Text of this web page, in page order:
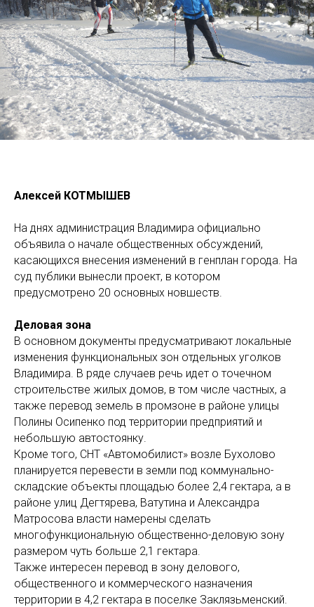
Алексей КОТМЫШЕВ
На днях администрация Владимира официально
объявила о начале общественных обсуждений,
касающихся внесения изменений в генплан города. На
суд публики вынесли проект, в котором
предусмотрено 20 основных новшеств.
Деловая зона
В основном документы предусматривают локальные
изменения функциональных зон отдельных уголков
Владимира. В ряде случаев речь идет о точечном
строительстве жилых домов, в том числе частных, а
также перевод земель в промзоне в районе улицы
Полины Осипенко под территории предприятий и
небольшую автостоянку.
Кроме того, СНТ «Автомобилист» возле Бухолово
планируется перевести в земли под коммунально-
складские объекты площадью более 2,4 гектара, а в
районе улиц Дегтярева, Ватутина и Александра
Матросова власти намерены сделать
многофункциональную общественно-деловую зону
размером чуть больше 2,1 гектара.
Также интересен перевод в зону делового,
общественного и коммерческого назначения
территории в 4,2 гектара в поселке Заклязьменский.